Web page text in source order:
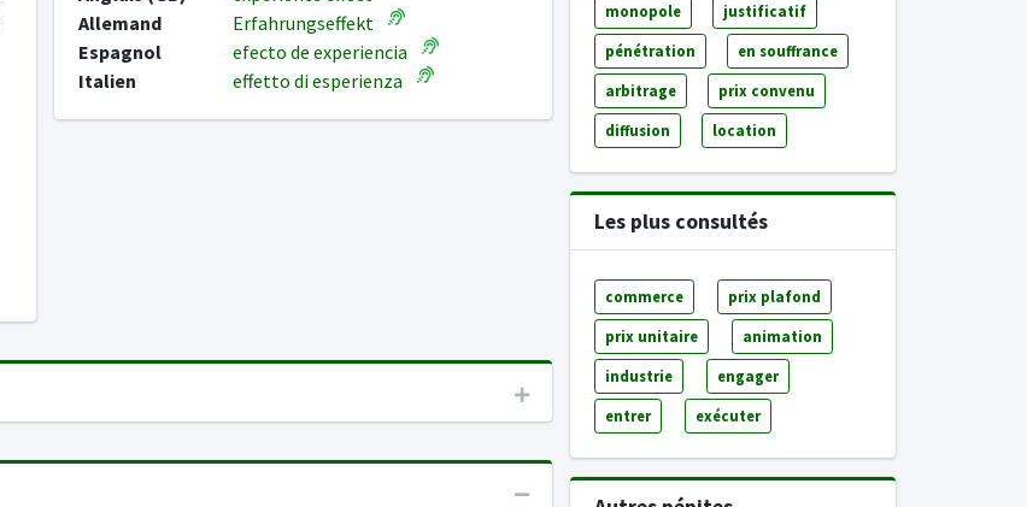
Allemand
Erfahrungseffekt
Espagnol
efecto de experiencia
Italien
effetto di esperienza
monopole justificatif
pénétration en souffrance
arbitrage prix convenu
diffusion location
Les plus consultés
commerce prix plafond
prix unitaire animation
industrie engager
entrer exécuter